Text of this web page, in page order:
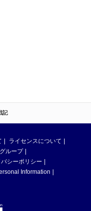
記
ライセンスについて
ループ
シーポリシー
Information